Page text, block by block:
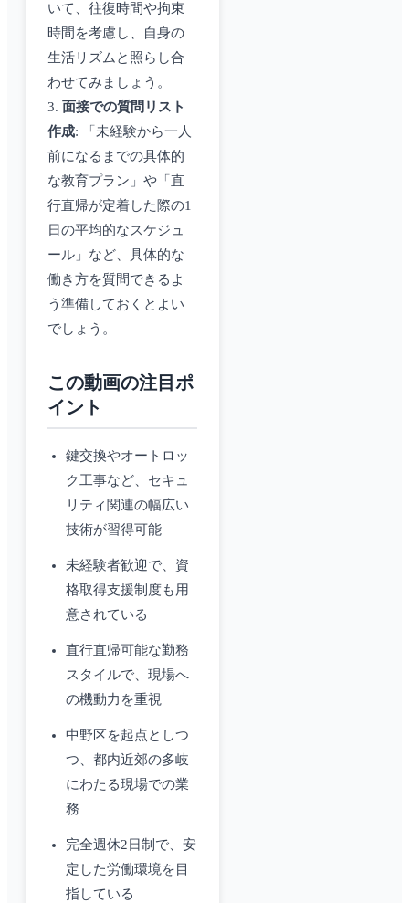
いて、往復時間や拘束
時間を考慮し、自身の
生活リズムと照らし合
わせてみましょう。
3. 面接での質問リスト
作成: 「未経験から一人
前になるまでの具体的
な教育プラン」や「直
行直帰が定着した際の1
日の平均的なスケジュ
ール」など、具体的な
働き方を質問できるよ
う準備しておくとよい
でしょう。
この動画の注目ポ
イント
鍵交換やオートロッ
ク工事など、セキュ
リティ関連の幅広い
技術が習得可能
未経験者歓迎で、資
格取得支援制度も用
意されている
直行直帰可能な勤務
スタイルで、現場へ
の機動力を重視
中野区を起点としつ
つ、都内近郊の多岐
にわたる現場での業
務
完全週休2日制で、安
定した労働環境を目
指している